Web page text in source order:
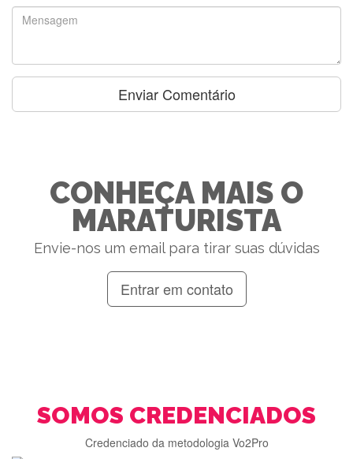
CONHEÇA MAIS O
MARATURISTA
Envie-nos um email para tirar suas dúvidas
Entrar em contato
SOMOS CREDENCIADOS
Credenciado da metodologia Vo2Pro